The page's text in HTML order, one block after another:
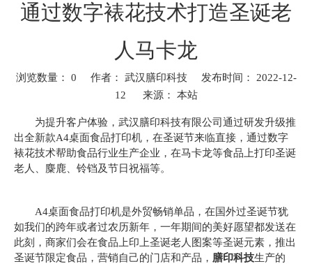
通过数字裱花技术打造圣诞老
人马卡龙
浏览数量： 0 作者： 武汉膳印科技 发布时间： 2022-12-
12 来源： 本站
为提升客户体验，武汉膳印科技有限公司通过研发升级推
出全新款A4桌面食品打印机，在圣诞节来临直接，通过数字
裱花技术帮助食品行业生产企业，在马卡龙等食品上打印圣诞
老人、麋鹿、铃铛及节日祝福等。
A4桌面食品打印机是外贸畅销单品，在国外过圣诞节犹
如我们的跨年或者过农历新年，一年期间的美好愿望都发送在
此刻，商家们会在食品上印上圣诞老人图案等圣诞元素，推出
圣诞节限定食品，营销自己的门店和产品， 膳印科技生产的